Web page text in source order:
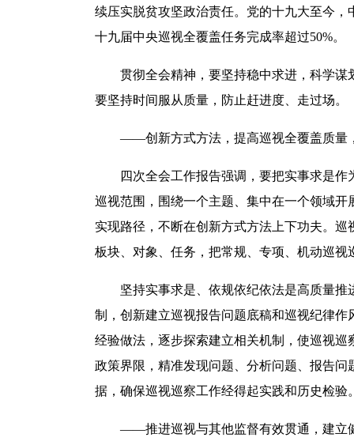
续压实脱贫攻坚政治责任。党的十九大至今
十九届中央巡视全覆盖任务完成率超过50%。
贯彻全会精神，要坚持稳中求进，科学谋
要坚持时间服从质量，防止赶进度、走过场。
——创新方式方法，提高巡视全覆盖质量，
四次全会工作报告强调，要把实事求是作
巡视范围，围绕一个主题、集中在一个领域
实现路径，不断在创新方式方法上下功夫。
板块、对象、任务，把常规、专项、机动巡视
坚持实事求是、依规依纪依法是高质量推
制，创新建立巡视报告问题底稿和巡视纪律
经验做法，逐步探索建立相关机制，使巡视
政策界限，精准发现问题、分析问题、报告
据，确保巡视巡察工作经得起实践和历史检验
——推进巡视与其他监督有效贯通，建立健